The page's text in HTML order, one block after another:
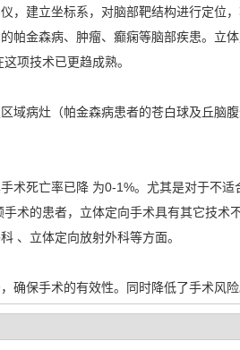
，建立坐标系，对脑部靶结构进行定位
帕金森病、肿瘤、癫痫等脑部疾患。立
项技术已更趋成熟。
域病灶（帕金森病患者的苍白球及丘脑
术死亡率已降 为0-1%。尤其是对于不
术的患者，立体定向手术具有其它技术
、立体定向放射外科等方面。
确保手术的有效性。同时降低了手术风险